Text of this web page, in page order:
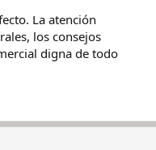
La atención
los consejos
digna de todo